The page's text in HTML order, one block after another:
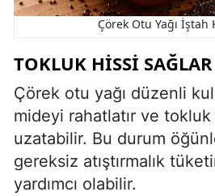
Çörek Otu Yağı İştah
TOKLUK HISSI
Çörek otu yağı düzenli
mideyi rahatlatır ve
uzatabilir. Bu durum
gereksiz atıştırmalık
yardımcı olabilir.